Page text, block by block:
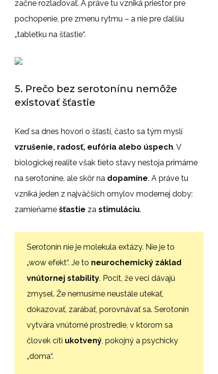
začne rozlaďovať. A práve tu vzniká priestor pre
pochopenie, pre zmenu rytmu – a nie pre ďalšiu
„tabletku na šťastie“.
5. Prečo bez serotonínu nemôže
existovať šťastie
Keď sa dnes hovorí o šťastí, často sa tým myslí
vzrušenie, radosť, eufória alebo úspech. V
biologickej realite však tieto stavy nestoja primárne
na serotoníne, ale skôr na dopamíne. A práve tu
vzniká jeden z najväčších omylov modernej doby:
zamieňame šťastie za stimuláciu.
Serotonín nie je molekula extázy. Nie je to
„wow efekt“. Je to neurochemický základ
vnútornej stability. Pocit, že veci dávajú
zmysel. Že nemusíme neustále utekať,
dokazovať, zarábať, porovnávať sa. Serotonín
vytvára vnútorné prostredie, v ktorom sa
človek cíti ukotvený, pokojný a psychicky
„doma“.